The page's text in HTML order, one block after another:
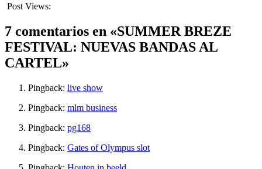
Post Views:
7 comentarios en «SUMMER BREZE
FESTIVAL: NUEVAS BANDAS AL
CARTEL»
Pingback: live show
Pingback: mlm business
Pingback: pg168
Pingback: Gates of Olympus slot